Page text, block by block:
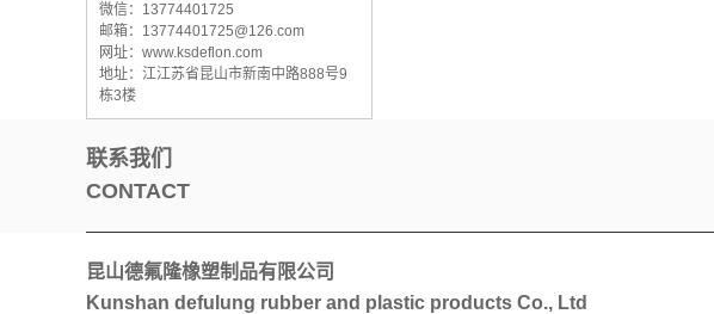
微信：13774401725
邮箱：13774401725@126.com
网址：www.ksdeflon.com
地址：江江苏省昆山市新南中路888号9
栋3楼
联系我们
CONTACT
昆山德氟隆橡塑制品有限公司
Kunshan defulung rubber and plastic products Co., Ltd